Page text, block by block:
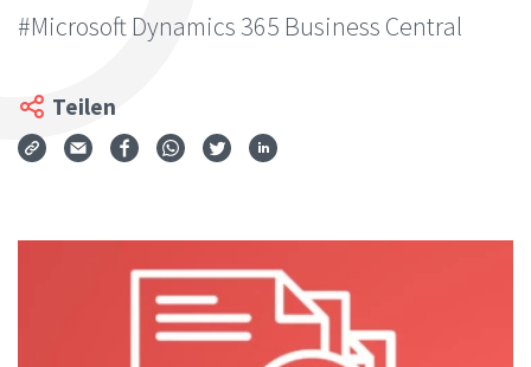
#Microsoft Dynamics 365 Business Central
Teilen
Via Mail teilen
Auf Facebook teilen
Auf WhatsApp teilen
Auf Twitter teilen
Auf LinkedIn teilen